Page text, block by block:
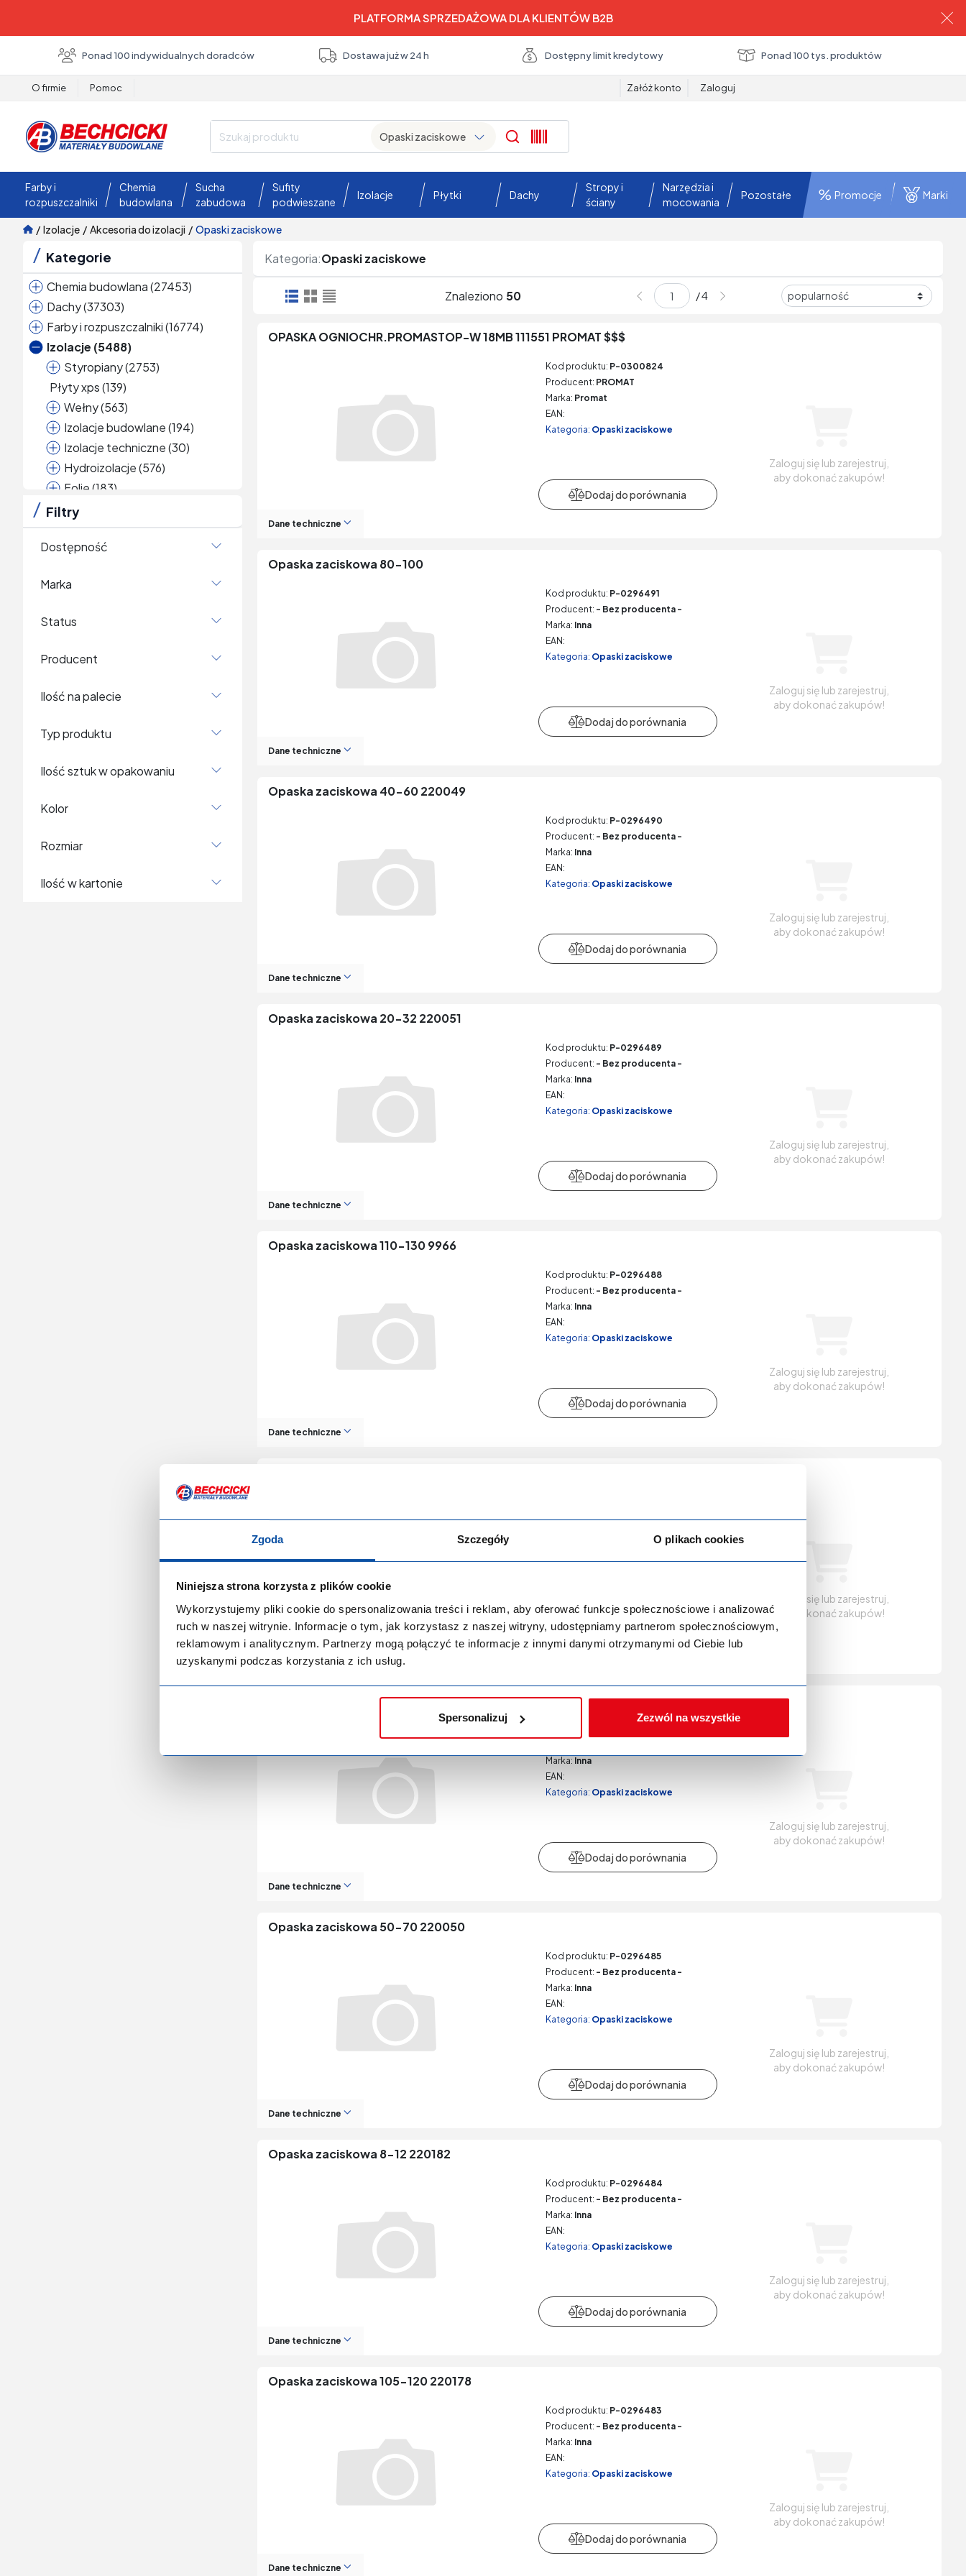
Zgoda Szczegóły O plikach cookies
Niniejsza strona korzysta z plików cookie
Wykorzystujemy pliki cookie do spersonalizowania treści i reklam, aby oferować funkcje społecznościowe i analizować
ruch w naszej witrynie. Informacje o tym, jak korzystasz z naszej witryny, udostępniamy partnerom społecznościowym,
reklamowym i analitycznym. Partnerzy mogą połączyć te informacje z innymi danymi otrzymanymi od Ciebie lub
uzyskanymi podczas korzystania z ich usług.
Spersonalizuj Zezwól na wszystkie
PLATFORMA SPRZEDAŻOWA DLA KLIENTÓW B2B
Ponad 100 indywidualnych doradców Dostawa już w 24 h Dostępny limit kredytowy Ponad 100 tys. produktów
O firmie Pomoc Załóż konto Zaloguj
opaski zaciskowe
Search
Farby i
rozpuszczalniki
Chemia
budowlana
Sucha
zabudowa
Sufity
podwieszane
Izolacje Płytki Dachy
Stropy i
ściany
Narzędzia i
mocowania
Pozostałe Promocje Marki
opaski zaciskowe
/
akcesoria do izolacji
/
izolacje
/
Kategorie
chemia budowlana (27453)
dachy (37303)
farby i rozpuszczalniki (16774)
izolacje (5488)
styropiany (2753)
płyty xps (139)
wełny (563)
izolacje budowlane (194)
izolacje techniczne (30)
hydroizolacje (576)
folie (183)
akcesoria do izolacji (987)
łączniki do izolacji fasadowych
(292)
profile i narożniki do izolacji
taśmy klejące aluminiowe i pcv
narzędzia i mocowania (11586)
płytki (14969)
sucha zabudowa (2478)
sufity podwieszane (716)
Filtry
dostępność
marka
status
producent
ilość na palecie
typ produktu
ilość sztuk w opakowaniu
kolor
rozmiar
ilość w kartonie
Kategoria: opaski zaciskowe
Znaleziono 50 / 4
OPASKA OGNIOCHR.PROMASTOP-W 18MB 111551 PROMAT $$$
Kod produktu: P-0300824
Producent: PROMAT
Marka: Promat
EAN:
Kategoria: Opaski zaciskowe
Dane techniczne
Zaloguj się lub zarejestruj,
aby dokonać zakupów!
Opaska zaciskowa 80-100
Kod produktu: P-0296491
Producent: - Bez producenta -
Marka: Inna
EAN:
Kategoria: Opaski zaciskowe
Dane techniczne
Zaloguj się lub zarejestruj,
aby dokonać zakupów!
Opaska zaciskowa 40-60 220049
Kod produktu: P-0296490
Producent: - Bez producenta -
Marka: Inna
EAN:
Kategoria: Opaski zaciskowe
Dane techniczne
Zaloguj się lub zarejestruj,
aby dokonać zakupów!
Opaska zaciskowa 20-32 220051
Kod produktu: P-0296489
Producent: - Bez producenta -
Marka: Inna
EAN:
Kategoria: Opaski zaciskowe
Dane techniczne
Zaloguj się lub zarejestruj,
aby dokonać zakupów!
Opaska zaciskowa 110-130 9966
Kod produktu: P-0296488
Producent: - Bez producenta -
Marka: Inna
EAN:
Kategoria: Opaski zaciskowe
Dane techniczne
Zaloguj się lub zarejestruj,
aby dokonać zakupów!
Producent:- Bez producenta -
Kategoria:Opaski zaciskowe
Dane techniczne
Zaloguj się lub zarejestruj,
aby dokonać zakupów!
Opaska zaciskowa 90-110 9964
Marka: Inna
EAN:
Kategoria: Opaski zaciskowe
Dane techniczne
Zaloguj się lub zarejestruj,
aby dokonać zakupów!
Opaska zaciskowa 50-70 220050
Kod produktu: P-0296485
Producent: - Bez producenta -
Marka: Inna
EAN:
Kategoria: Opaski zaciskowe
Dane techniczne
Zaloguj się lub zarejestruj,
aby dokonać zakupów!
Opaska zaciskowa 8-12 220182
Kod produktu: P-0296484
Producent: - Bez producenta -
Marka: Inna
EAN:
Kategoria: Opaski zaciskowe
Dane techniczne
Zaloguj się lub zarejestruj,
aby dokonać zakupów!
Opaska zaciskowa 105-120 220178
Kod produktu: P-0296483
Producent: - Bez producenta -
Marka: Inna
EAN:
Kategoria: Opaski zaciskowe
Dane techniczne
Zaloguj się lub zarejestruj,
aby dokonać zakupów!